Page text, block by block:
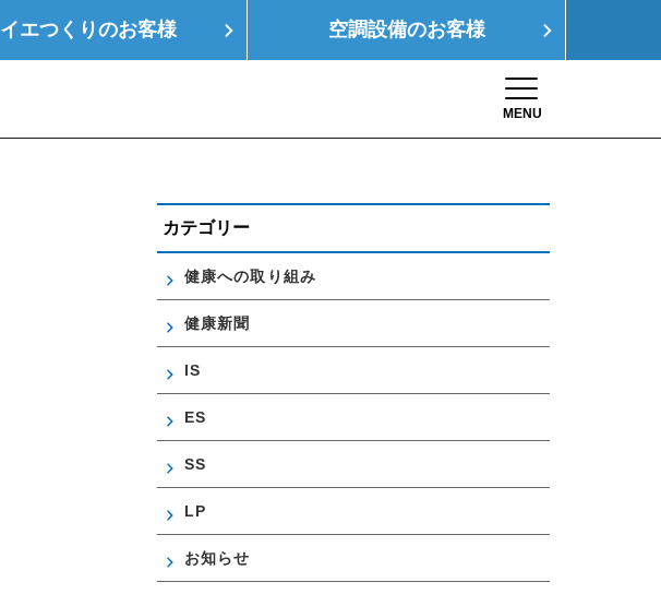
イエつくりのお客様 空調設備のお客様
MENU
カテゴリー
健康への取り組み
健康新聞
IS
ES
SS
LP
お知らせ